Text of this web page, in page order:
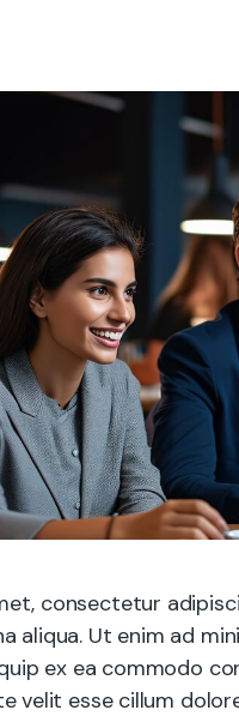
consectetur
aliqua. Ut enim ad
ex ea commodo
velit esse cillum